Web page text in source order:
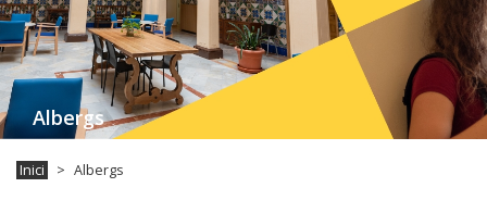
Albergs
Inici Albergs